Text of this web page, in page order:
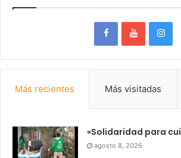
Más recientes Más visitadas
«Solidaridad para
agosto 8, 2026